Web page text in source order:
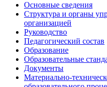
Основные сведения
Структура и органы
организацией
Руководство
Педагогический состав
Образование
Образовательные
Документы
Материально-